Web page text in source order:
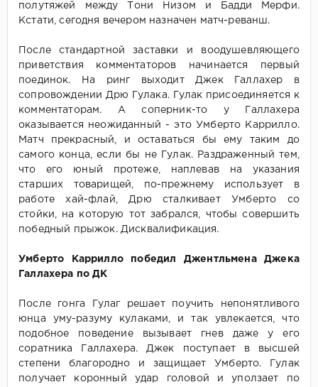
полутяжей между Тони Низом и Бадди Мерфи.
Кстати, сегодня вечером назначен матч-реванш.
После стандартной заставки и воодушевляющего
приветствия комментаторов начинается первый
поединок. На ринг выходит Джек Галлахер в
сопровождении Дрю Гулака. Гулак присоединяется к
комментаторам. А соперник-то у Галлахера
оказывается неожиданный - это Умберто Каррилло.
Матч прекрасный, и оставаться бы ему таким до
самого конца, если бы не Гулак. Раздраженный тем,
что его юный протеже, наплевав на указания
старших товарищей, по-прежнему использует в
работе хай-флай, Дрю сталкивает Умберто со
стойки, на которую тот забрался, чтобы совершить
победный прыжок. Дисквалификация.
Умберто Каррилло победил Джентльмена Джека
Галлахера по ДК
После гонга Гулаг решает поучить непонятливого
юнца уму-разуму кулаками, и так увлекается, что
подобное поведение вызывает гнев даже у его
соратника Галлахера. Джек поступает в высшей
степени благородно и защищает Умберто. Гулак
получает коронный удар головой и уползает по